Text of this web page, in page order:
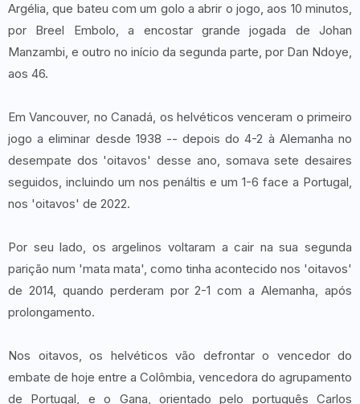
Argélia, que bateu com um golo a abrir o jogo, aos 10 minutos,
por Breel Embolo, a encostar grande jogada de Johan
Manzambi, e outro no início da segunda parte, por Dan Ndoye,
aos 46.
Em Vancouver, no Canadá, os helvéticos venceram o primeiro
jogo a eliminar desde 1938 -- depois do 4-2 à Alemanha no
desempate dos 'oitavos' desse ano, somava sete desaires
seguidos, incluindo um nos penáltis e um 1-6 face a Portugal,
nos 'oitavos' de 2022.
Por seu lado, os argelinos voltaram a cair na sua segunda
parição num 'mata mata', como tinha acontecido nos 'oitavos'
de 2014, quando perderam por 2-1 com a Alemanha, após
prolongamento.
Nos oitavos, os helvéticos vão defrontar o vencedor do
embate de hoje entre a Colômbia, vencedora do agrupamento
de Portugal, e o Gana, orientado pelo português Carlos